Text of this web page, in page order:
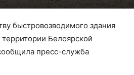
быстровозводимого здания
Белоярской
пресс-служба